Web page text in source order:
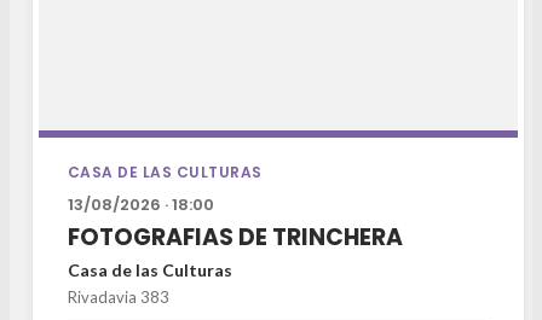
CASA DE LAS CULTURAS
13/08/2026 · 18:00
FOTOGRAFIAS DE TRINCHERA
Casa de las Culturas
Rivadavia 383